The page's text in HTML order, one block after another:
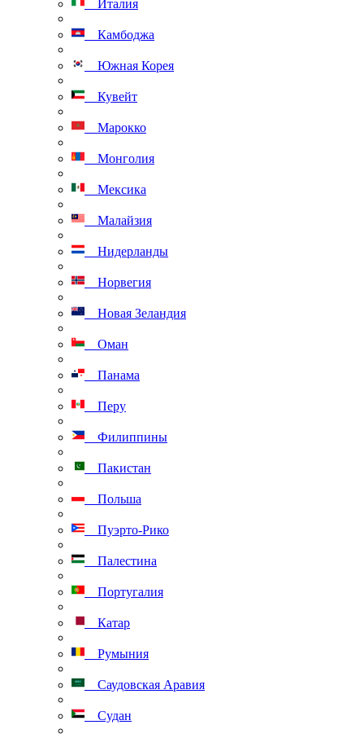
Италия
Камбоджа
Южная Корея
Кувейт
Марокко
Монголия
Мексика
Малайзия
Нидерланды
Норвегия
Новая Зеландия
Оман
Панама
Перу
Филиппины
Пакистан
Польша
Пуэрто-Рико
Палестина
Португалия
Катар
Румыния
Саудовская Аравия
Судан